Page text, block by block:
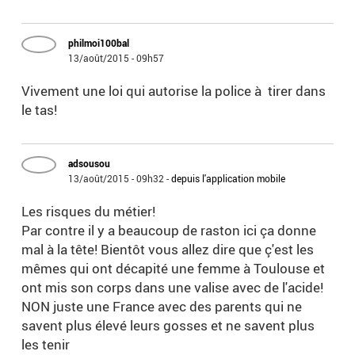
philmoi100bal
13/août/2015 - 09h57
Vivement une loi qui autorise la police à tirer dans
le tas!
adsousou
13/août/2015 - 09h32 -depuis l'application mobile
Les risques du métier!
Par contre il y a beaucoup de raston ici ça donne
mal à la tête! Bientôt vous allez dire que ç'est les
mêmes qui ont décapité une femme à Toulouse et
ont mis son corps dans une valise avec de l'acide!
NON juste une France avec des parents qui ne
savent plus élevé leurs gosses et ne savent plus
les tenir